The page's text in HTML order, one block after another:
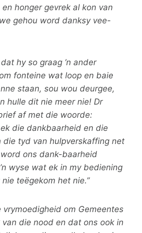
honger gevrek al kon van
gehou word danksy vee-
hy so graag ’n ander
fonteine wat loop en baie
staan, sou wou deurgee,
hulle dit nie meer nie! Dr
af met die woorde:
ek die dankbaarheid en die
die tyd van hulpverskaffing net
ons dank-baarheid
wyse wat ek in my bediening
teëgekom het nie.”
vrymoedigheid om Gemeentes
die nood en dat ons ook in